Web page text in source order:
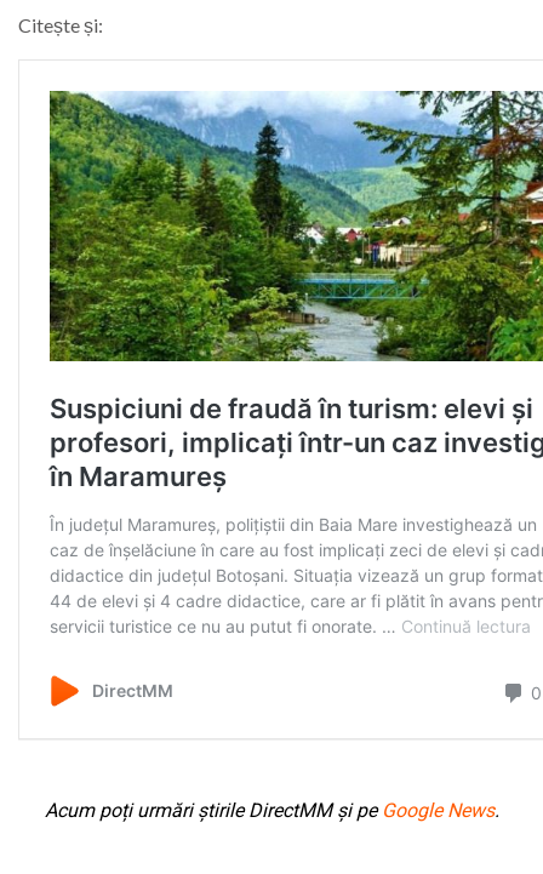
Citește și:
Acum poți urmări știrile DirectMM și pe Google News.